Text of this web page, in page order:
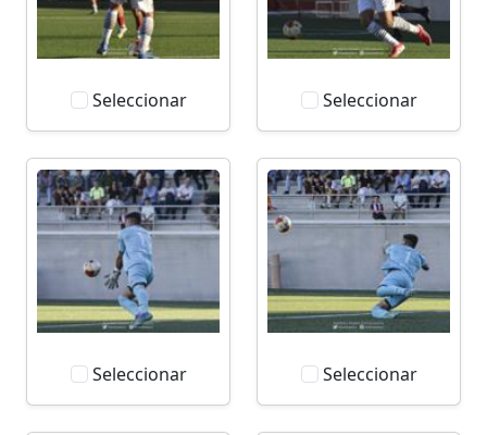
Seleccionar Seleccionar
Seleccionar Seleccionar